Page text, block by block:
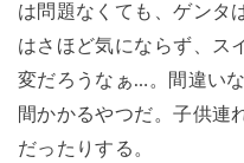
は問題なくても、ゲンタ
はさほど気にならず、ス
変だろうなぁ…。間違い
間かかるやつだ。子供連
だったりする。